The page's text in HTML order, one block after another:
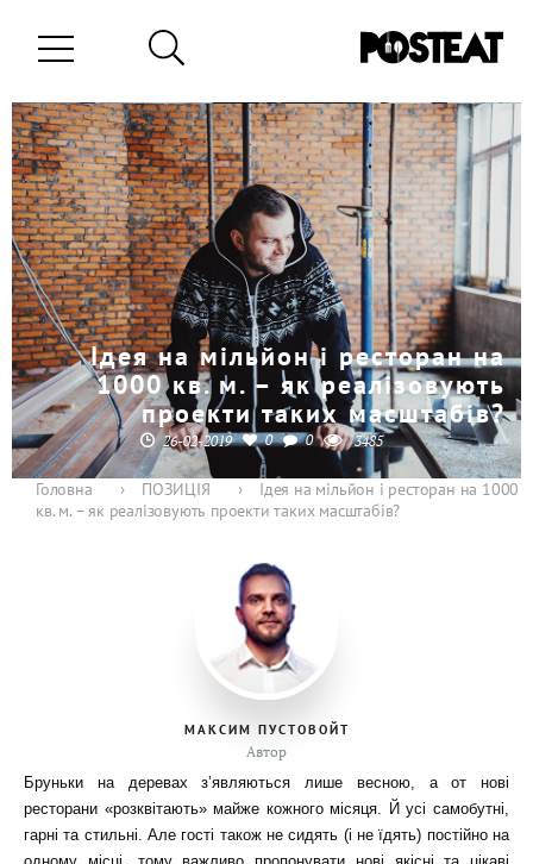
Ідея на мільйон і ресторан на
1000 кв. м. – як реалізовують
проекти таких масштабів?
26-02-2019 0 0 3485
Головна › ПОЗИЦІЯ ›
Ідея на мільйон і ресторан на 1000
кв. м. – як реалізовують проекти таких масштабів?
МАКСИМ ПУСТОВОЙТ
Автор
Бруньки на деревах з’являються лише весною, а от нові
ресторани «розквітають» майже кожного місяця. Й усі самобутні,
гарні та стильні. Але гості також не сидять (і не їдять) постійно на